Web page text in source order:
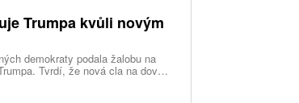
Trumpa kvůli novým
demokraty podala žalobu na
Tvrdí, že nová cla na dovoz
a obcházejí předchozí